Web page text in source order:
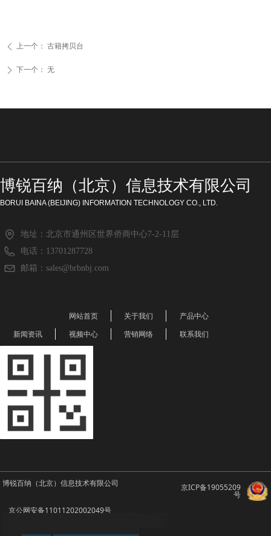
ꄴ 上一个： 古籍拷贝台
ꄲ 下一个： 无
博锐百纳（北京）信息技术有限公司
BORUI BAINA (BEIJING) INFORMATION TECHNOLOGY CO., LTD.
地址： 北京市通州区世界侨商中心7-2-11层
电话： 13701287728
邮箱： sales@brbnbj.com
网站首页 关于我们 产品中心
新闻资讯 视频中心 营销网络 联系我们
博锐百纳（北京）信息技术有限公司 京ICP备19055209
号
京公网安备11011202002049号